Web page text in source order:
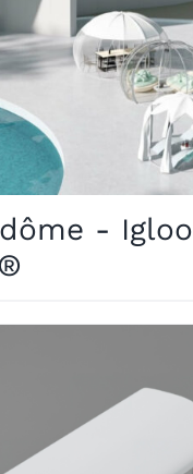
- Igloo